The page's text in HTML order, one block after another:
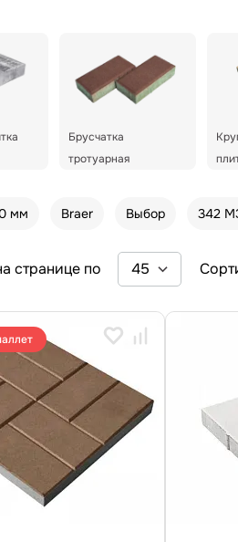
Брусчатка
тротуарная
мм Braer Выбор 342
странице по